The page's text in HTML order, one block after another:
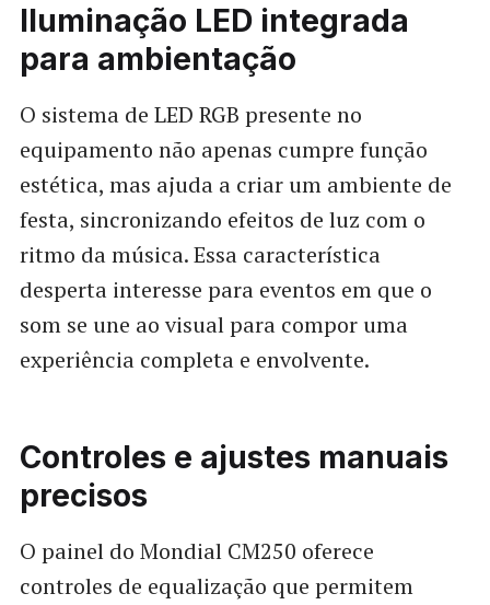
Iluminação LED integrada
para ambientação
O sistema de LED RGB presente no
equipamento não apenas cumpre função
estética, mas ajuda a criar um ambiente de
festa, sincronizando efeitos de luz com o
ritmo da música. Essa característica
desperta interesse para eventos em que o
som se une ao visual para compor uma
experiência completa e envolvente.
Controles e ajustes manuais
precisos
O painel do Mondial CM250 oferece
controles de equalização que permitem